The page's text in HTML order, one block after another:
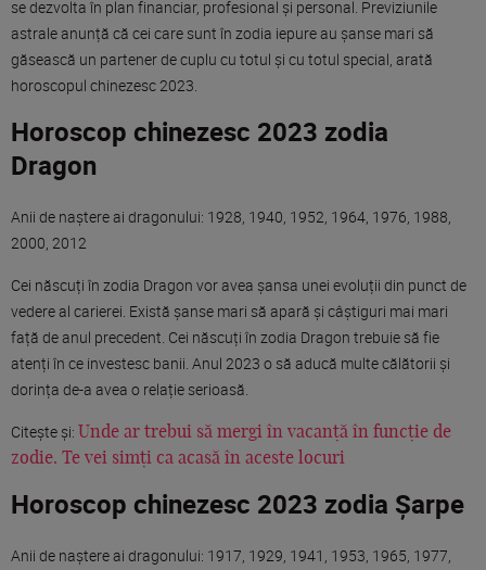
se dezvolta în plan financiar, profesional și personal. Previziunile
astrale anunță că cei care sunt în zodia iepure au șanse mari să
găsească un partener de cuplu cu totul și cu totul special, arată
horoscopul chinezesc 2023.
Horoscop chinezesc 2023 zodia
Dragon
Anii de naștere ai dragonului: 1928, 1940, 1952, 1964, 1976, 1988,
2000, 2012
Cei născuți în zodia Dragon vor avea șansa unei evoluții din punct de
vedere al carierei. Există șanse mari să apară și câștiguri mai mari
față de anul precedent. Cei născuți în zodia Dragon trebuie să fie
atenți în ce investesc banii. Anul 2023 o să aducă multe călătorii și
dorința de-a avea o relație serioasă.
Citește și: Unde ar trebui să mergi în vacanță în funcție de
zodie. Te vei simți ca acasă în aceste locuri
Horoscop chinezesc 2023 zodia Șarpe
Anii de naștere ai dragonului: 1917, 1929, 1941, 1953, 1965, 1977,